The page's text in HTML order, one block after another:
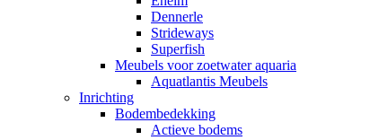
Dennerle
Strideways
Superfish
Meubels voor zoetwater aquaria
Aquatlantis Meubels
Inrichting
Bodembedekking
Actieve bodems